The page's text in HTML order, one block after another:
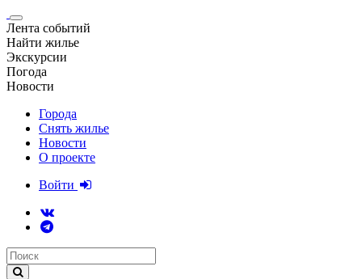
Лента событий
Найти жилье
Экскурсии
Погода
Новости
Города
Снять жилье
Новости
О проекте
Войти